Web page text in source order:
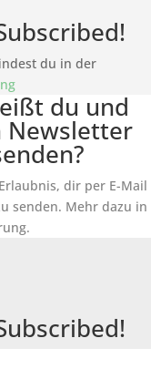
du in der
du und
Newsletter
dir per E-Mail
senden. Mehr dazu in